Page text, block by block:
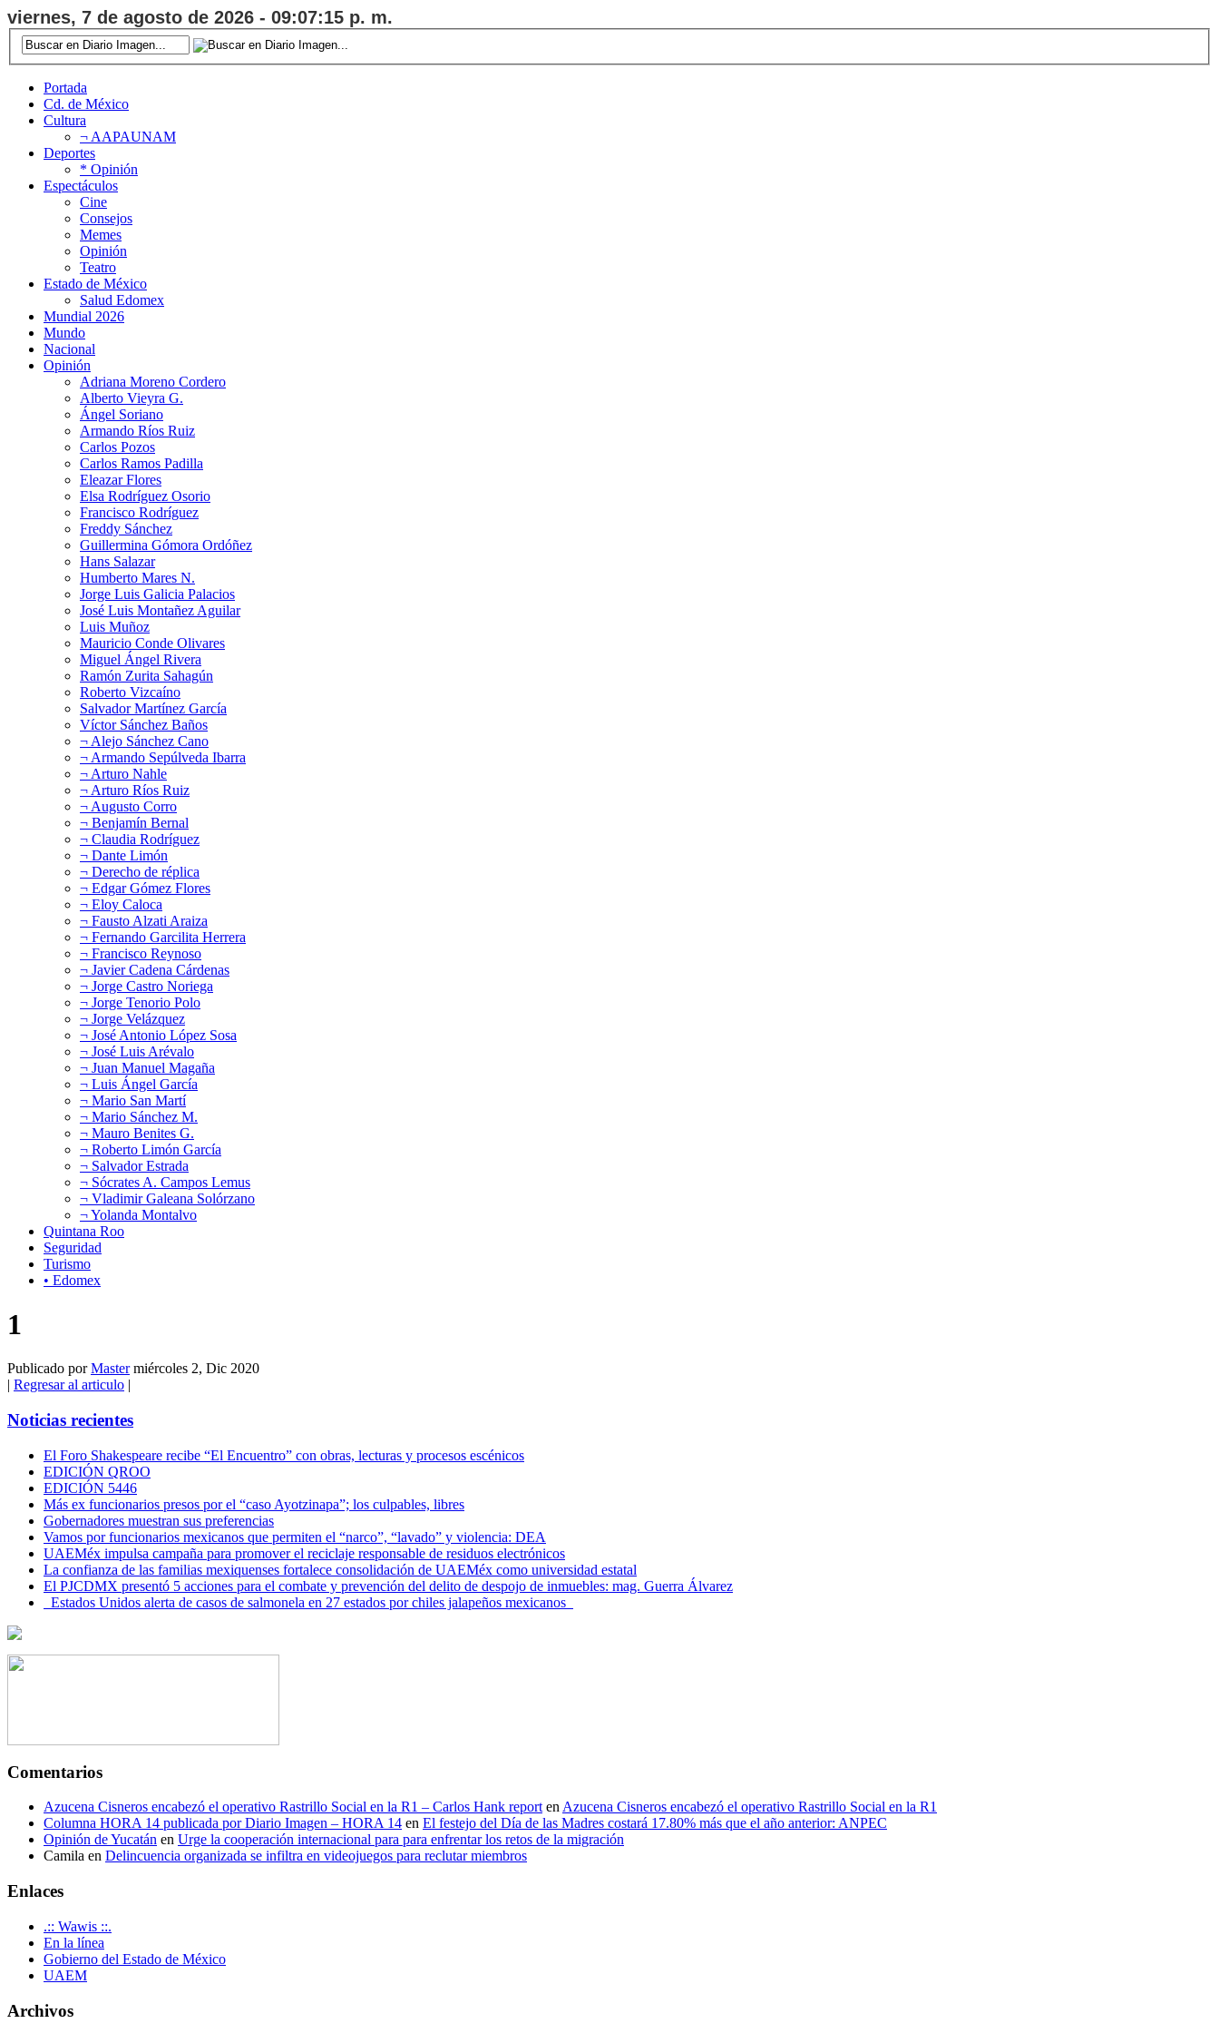
viernes, 7 de agosto de 2026 - 09:07:16 p. m.
Portada
Cd. de México
Cultura
¬ AAPAUNAM
Deportes
* Opinión
Espectáculos
Cine
Consejos
Memes
Opinión
Teatro
Estado de México
Salud Edomex
Mundial 2026
Mundo
Nacional
Opinión
Adriana Moreno Cordero
Alberto Vieyra G.
Ángel Soriano
Armando Ríos Ruiz
Carlos Pozos
Carlos Ramos Padilla
Eleazar Flores
Elsa Rodríguez Osorio
Francisco Rodríguez
Freddy Sánchez
Guillermina Gómora Ordóñez
Hans Salazar
Humberto Mares N.
Jorge Luis Galicia Palacios
José Luis Montañez Aguilar
Luis Muñoz
Mauricio Conde Olivares
Miguel Ángel Rivera
Ramón Zurita Sahagún
Roberto Vizcaíno
Salvador Martínez García
Víctor Sánchez Baños
¬ Alejo Sánchez Cano
¬ Armando Sepúlveda Ibarra
¬ Arturo Nahle
¬ Arturo Ríos Ruiz
¬ Augusto Corro
¬ Benjamín Bernal
¬ Claudia Rodríguez
¬ Dante Limón
¬ Derecho de réplica
¬ Edgar Gómez Flores
¬ Eloy Caloca
¬ Fausto Alzati Araiza
¬ Fernando Garcilita Herrera
¬ Francisco Reynoso
¬ Javier Cadena Cárdenas
¬ Jorge Castro Noriega
¬ Jorge Tenorio Polo
¬ Jorge Velázquez
¬ José Antonio López Sosa
¬ José Luis Arévalo
¬ Juan Manuel Magaña
¬ Luis Ángel García
¬ Mario San Martí
¬ Mario Sánchez M.
¬ Mauro Benites G.
¬ Roberto Limón García
¬ Salvador Estrada
¬ Sócrates A. Campos Lemus
¬ Vladimir Galeana Solórzano
¬ Yolanda Montalvo
Quintana Roo
Seguridad
Turismo
• Edomex
1
Publicado porMaster miércoles 2, Dic 2020
Regresar al articulo
Noticias recientes
El Foro Shakespeare recibe “El Encuentro” con obras, lecturas y procesos escénicos
EDICIÓN QROO
EDICIÓN 5446
Más ex funcionarios presos por el “caso Ayotzinapa”; los culpables, libres
Gobernadores muestran sus preferencias
Vamos por funcionarios mexicanos que permiten el “narco”, “lavado” y violencia: DEA
UAEMéx impulsa campaña para promover el reciclaje responsable de residuos electrónicos
La confianza de las familias mexiquenses fortalece consolidación de UAEMéx como universidad estatal
El PJCDMX presentó 5 acciones para el combate y prevención del delito de despojo de inmuebles: mag. Guerra Álvarez
Estados Unidos alerta de casos de salmonela en 27 estados por chiles jalapeños mexicanos
Comentarios
Azucena Cisneros encabezó el operativo Rastrillo Social en la R1 – Carlos Hank report en Azucena Cisneros encabezó el operativo Rastrillo Social en la R1
Columna HORA 14 publicada por Diario Imagen – HORA 14 en El festejo del Día de las Madres costará 17.80% más que el año anterior: ANPEC
Opinión de Yucatán en Urge la cooperación internacional para para enfrentar los retos de la migración
Camila en Delincuencia organizada se infiltra en videojuegos para reclutar miembros
Enlaces
.:: Wawis ::.
En la línea
Gobierno del Estado de México
UAEM
Archivos